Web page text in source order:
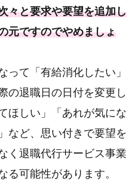
々と要求や要望を追加し
元ですのでやめましょ
って「有給消化したい」
の退職日の日付を変更し
ほしい」「あれが気にな
など、思い付きで要望を
く退職代行サービス事業
る可能性があります。